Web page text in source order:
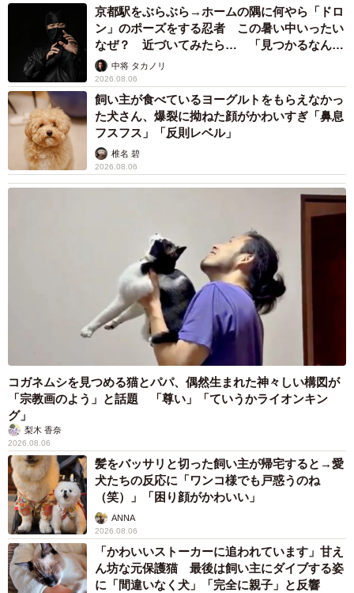
京都駅をぶらぶら→ホームの隅に何やら「ドロ
ン」のポーズをする忍者 この暑い中いったい
なぜ？ 近づいてみたら… 「見つかるなんて
未熟」中将 タカノリ
2026.08.06
飼い主が食べているヨーグルトをもらえなかっ
た犬さん、爆裂に拗ねた顔がかわいすぎ「鼻息
フスフス」「反則レベル」
椎名 碧
2026.08.06
コガネムシを見つめる猫とパパ、偶然生まれた神々しい構図が
「宗教画のよう」と話題 「尊い」「ていうかライオンキン
グ」
梨木 香奈
2026.08.06
髪をバッサリと切った飼い主が帰宅すると→愛
犬たちの反応に「ワンコ様でも戸惑うのね
（笑）」「困り顔がかわいい」
ANNA
2026.08.06
「かわいいストーカーに追われています」甘え
ん坊な元保護猫 最後は飼い主にダイブする姿
に「間違いなく犬」「完全に親子」と反響